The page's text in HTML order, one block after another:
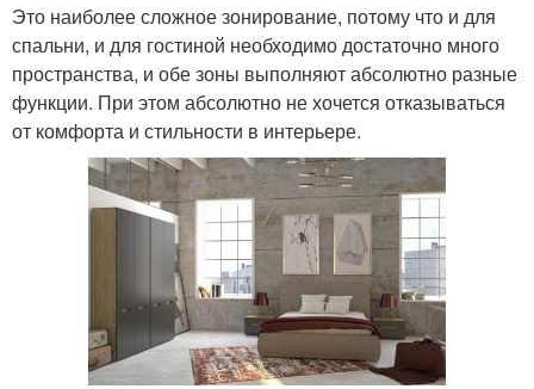
Это наиболее сложное зонирование, потому что и для
спальни, и для гостиной необходимо достаточно много
пространства, и обе зоны выполняют абсолютно разные
функции. При этом абсолютно не хочется отказываться
от комфорта и стильности в интерьере.